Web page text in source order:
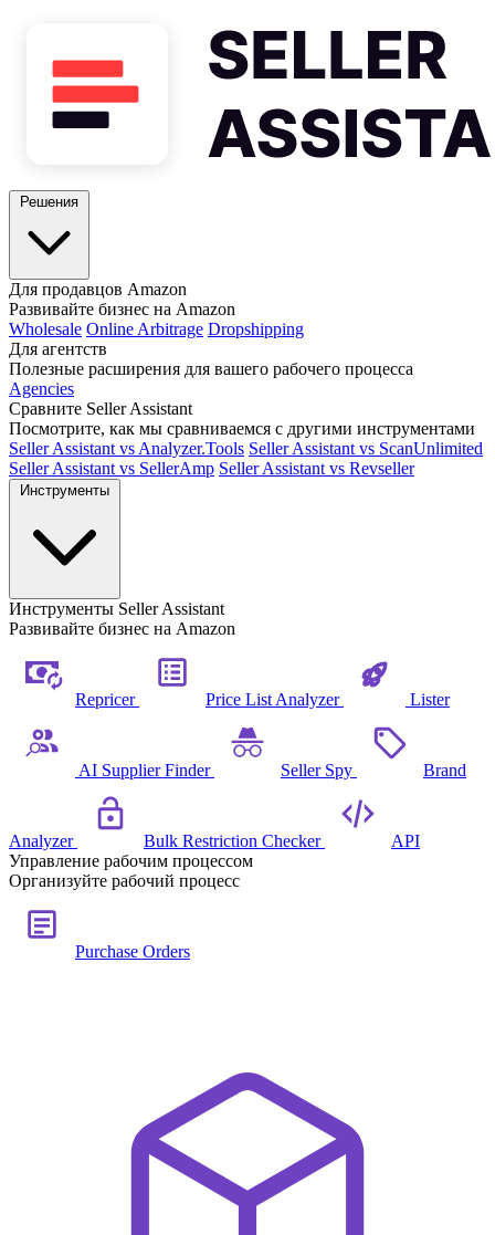
Для продавцов Amazon
Развивайте бизнес на Amazon
Wholesale Online Arbitrage Dropshipping
Для агентств
Полезные расширения для вашего рабочего процесса
Agencies
Сравните Seller Assistant
Посмотрите, как мы сравниваемся с другими инструментами
Seller Assistant vs Analyzer.Tools Seller Assistant vs ScanUnlimited
Seller Assistant vs SellerAmp Seller Assistant vs Revseller
Инструменты Seller Assistant
Развивайте бизнес на Amazon
Repricer Price List Analyzer Lister
AI Supplier Finder Seller Spy Brand
Analyzer Bulk Restriction Checker
API
Управление рабочим процессом
Организуйте рабочий процесс
Purchase Orders